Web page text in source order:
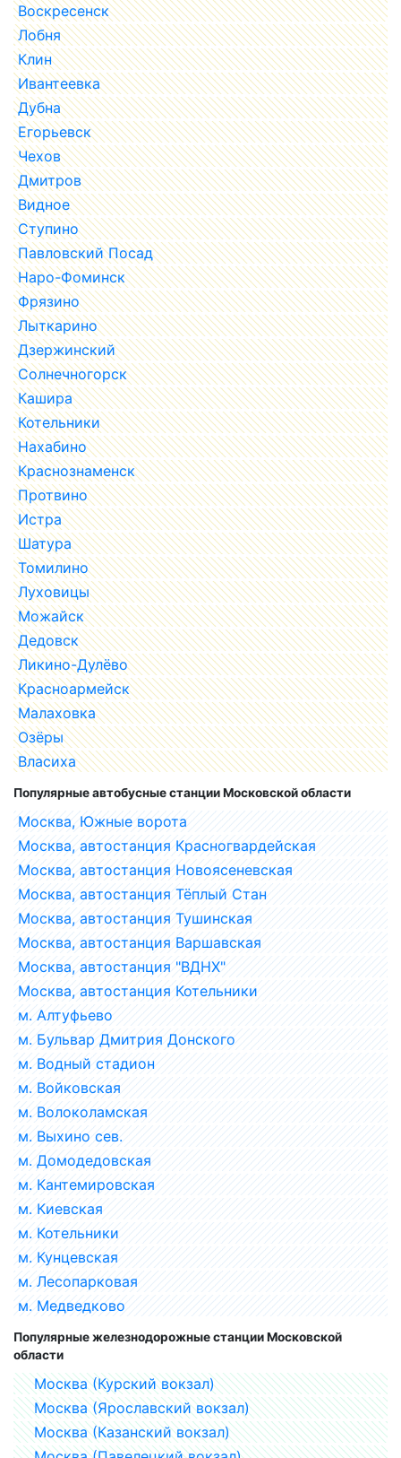
Воскресенск
Лобня
Клин
Ивантеевка
Дубна
Егорьевск
Чехов
Дмитров
Видное
Ступино
Павловский Посад
Наро-Фоминск
Фрязино
Лыткарино
Дзержинский
Солнечногорск
Кашира
Котельники
Нахабино
Краснознаменск
Протвино
Истра
Шатура
Томилино
Луховицы
Можайск
Дедовск
Ликино-Дулёво
Красноармейск
Малаховка
Озёры
Власиха
Популярные автобусные станции Московской области
Москва, Южные ворота
Москва, автостанция Красногвардейская
Москва, автостанция Новоясеневская
Москва, автостанция Тёплый Стан
Москва, автостанция Тушинская
Москва, автостанция Варшавская
Москва, автостанция "ВДНХ"
Москва, автостанция Котельники
м. Алтуфьево
м. Бульвар Дмитрия Донского
м. Водный стадион
м. Войковская
м. Волоколамская
м. Выхино сев.
м. Домодедовская
м. Кантемировская
м. Киевская
м. Котельники
м. Кунцевская
м. Лесопарковая
м. Медведково
Популярные железнодорожные станции Московской
области
Москва (Курский вокзал)
Москва (Ярославский вокзал)
Москва (Казанский вокзал)